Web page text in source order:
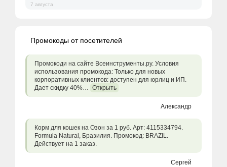
7 августа
Промокоды от посетителей
Промокоди на сайте Всеинструменты.ру. Условия
использования промокода: Только для новых
корпоративных клиентов: доступен для юрлиц и ИП.
Дает скидку 40%… Открыть
Александр
Корм для кошек на Озон за 1 руб. Арт: 4115334794.
Formula Natural, Бразилия. Промокод: BRAZIL.
Действует на 1 заказ.
Сергей